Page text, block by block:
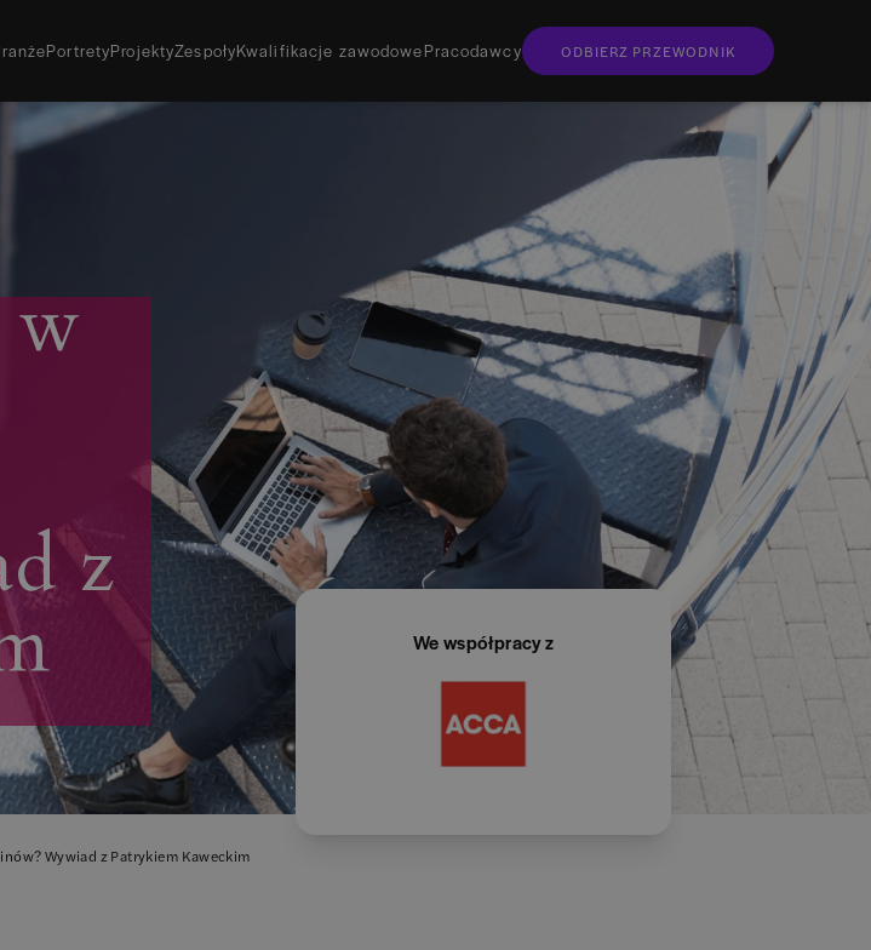
PortretyProjektyZespołyKwalifikacje zawodowePracodawcy ODBIERZ PRZEWODNIK
Zamów darmowy egzemplarz do domu
Chcesz odebrać przewodnik osobiście?
Sprawdź, gdzie go znajdziesz
Archiwalne wydania
w
z
We współpracy z
Wywiad z Patrykiem Kaweckim